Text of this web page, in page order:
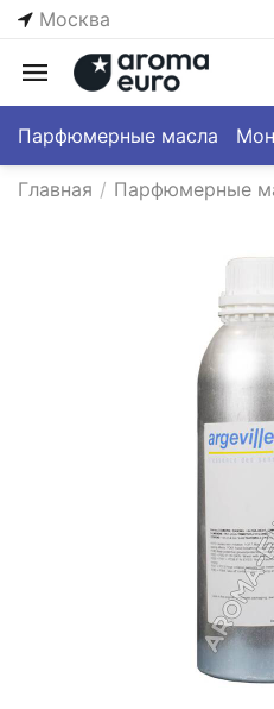
Москва
Парфюмерные масла
Главная / Парфюмерные